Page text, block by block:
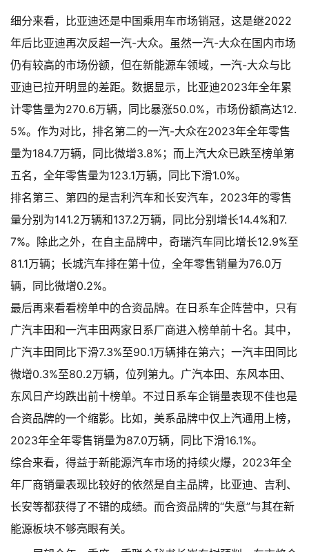
细分来看，比亚迪还是中国乘用车市场销冠，这是继2022
年后比亚迪再次反超一汽-大众。虽然一汽-大众在国内市场
仍有较高的市场份额，但在新能源车领域，一汽-大众与比
亚迪已拉开明显的差距。数据显示，比亚迪2023年全年累
计零售量为270.6万辆，同比暴涨50.0%，市场份额高达12.
5%。作为对比，排名第二的一汽-大众在2023年全年零售
量为184.7万辆，同比微增3.8%；而上汽大众已跌至榜单第
五名，全年零售量为123.1万辆，同比下滑1.0%。
排名第三、第四的是吉利汽车和长安汽车，2023年的零售
量分别为141.2万辆和137.2万辆，同比分别增长14.4%和7.
7%。除此之外，在自主品牌中，奇瑞汽车同比增长12.9%至
81.1万辆；长城汽车排在第十位，全年零售销量为76.0万
辆，同比微增0.2%。
最后再来看看榜单中的合资品牌。在日系车企阵营中，只有
广汽丰田和一汽丰田两家日系厂商进入榜单前十名。其中，
广汽丰田同比下滑7.3%至90.1万辆排在第六；一汽丰田同比
微增0.3%至80.2万辆，位列第九。广汽本田、东风本田、
东风日产均跌出前十榜单。不过日系车企销量表现不佳也是
合资品牌的一个缩影。比如，美系品牌中仅上汽通用上榜，
2023年全年零售销量为87.0万辆，同比下滑16.1%。
综合来看，得益于新能源汽车市场的持续火爆，2023年全
年厂商销量表现比较好的依然是自主品牌，比亚迪、吉利、
长安等都获得了不错的成绩。而合资品牌的“失意”与其在新
能源板块不够亮眼有关。